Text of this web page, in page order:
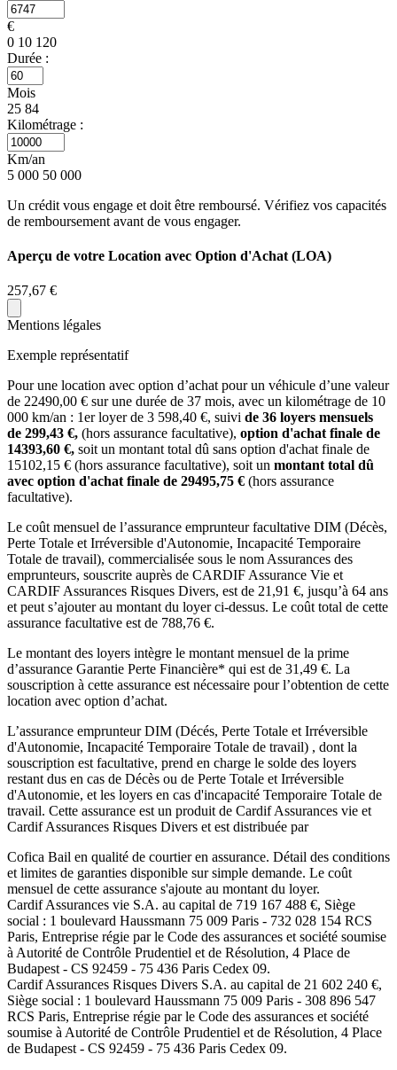
€
0 10 120
Durée :
Mois
25 84
Kilométrage :
Km/an
5 000 50 000
Un crédit vous engage et doit être remboursé. Vérifiez vos capacités
de remboursement avant de vous engager.
Aperçu de votre Location avec Option d'Achat (LOA)
257,67 €
Mentions légales
Exemple représentatif
Pour une location avec option d’achat pour un véhicule d’une valeur
de 22490,00 € sur une durée de 37 mois, avec un kilométrage de 10
000 km/an : 1er loyer de 3 598,40 €, suivi de 36 loyers mensuels
de 299,43 €, (hors assurance facultative), option d'achat finale de
14393,60 €, soit un montant total dû sans option d'achat finale de
15102,15 € (hors assurance facultative), soit un montant total dû
avec option d'achat finale de 29495,75 € (hors assurance
facultative).
Le coût mensuel de l’assurance emprunteur facultative DIM (Décès,
Perte Totale et Irréversible d'Autonomie, Incapacité Temporaire
Totale de travail), commercialisée sous le nom Assurances des
emprunteurs, souscrite auprès de CARDIF Assurance Vie et
CARDIF Assurances Risques Divers, est de 21,91 €, jusqu’à 64 ans
et peut s’ajouter au montant du loyer ci-dessus. Le coût total de cette
assurance facultative est de 788,76 €.
Le montant des loyers intègre le montant mensuel de la prime
d’assurance Garantie Perte Financière* qui est de 31,49 €. La
souscription à cette assurance est nécessaire pour l’obtention de cette
location avec option d’achat.
L’assurance emprunteurDIM (Décés, Perte Totale et Irréversible
d'Autonomie, Incapacité Temporaire Totale de travail) , dont la
souscription est facultative, prend en charge le solde des loyers
restant dus en cas de Décès ou de Perte Totale et Irréversible
d'Autonomie, et les loyers en cas d'incapacité Temporaire Totale de
travail. Cette assurance est un produit de Cardif Assurances vie et
Cardif Assurances Risques Divers et est distribuée par
Cofica Bail en qualité de courtier en assurance. Détail des conditions
et limites de garanties disponible sur simple demande. Le coût
mensuel de cette assurance s'ajoute au montant du loyer.
Cardif Assurances vie S.A. au capital de 719 167 488 €, Siège
social : 1 boulevard Haussmann 75 009 Paris - 732 028 154 RCS
Paris, Entreprise régie par le Code des assurances et société soumise
à Autorité de Contrôle Prudentiel et de Résolution, 4 Place de
Budapest - CS 92459 - 75 436 Paris Cedex 09.
Cardif Assurances Risques Divers S.A. au capital de 21 602 240 €,
Siège social : 1 boulevard Haussmann 75 009 Paris - 308 896 547
RCS Paris, Entreprise régie par le Code des assurances et société
soumise à Autorité de Contrôle Prudentiel et de Résolution, 4 Place
de Budapest - CS 92459 - 75 436 Paris Cedex 09.